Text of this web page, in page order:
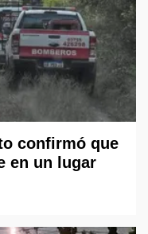
confirmó que
en un lugar